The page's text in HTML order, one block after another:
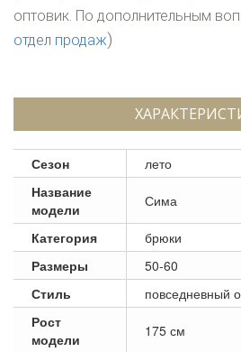
оптовик. По дополнительным
отдел продаж)
Сезон
лето
Название
модели
Сима
Категория
брюки
Размеры
50-60
Стиль
повседневный
Рост
модели
175 см